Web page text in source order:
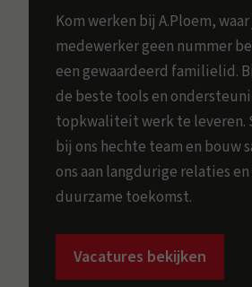
Kom werken bij A.Ploem,
medewerker geen nummer
een gewaardeerd familielid.
de beste tools en
topkwaliteit werk te leveren.
bij ons hechte team en bouw
ons aan langdurige relaties en
duurzame toekomst.
Vacatures bekijken